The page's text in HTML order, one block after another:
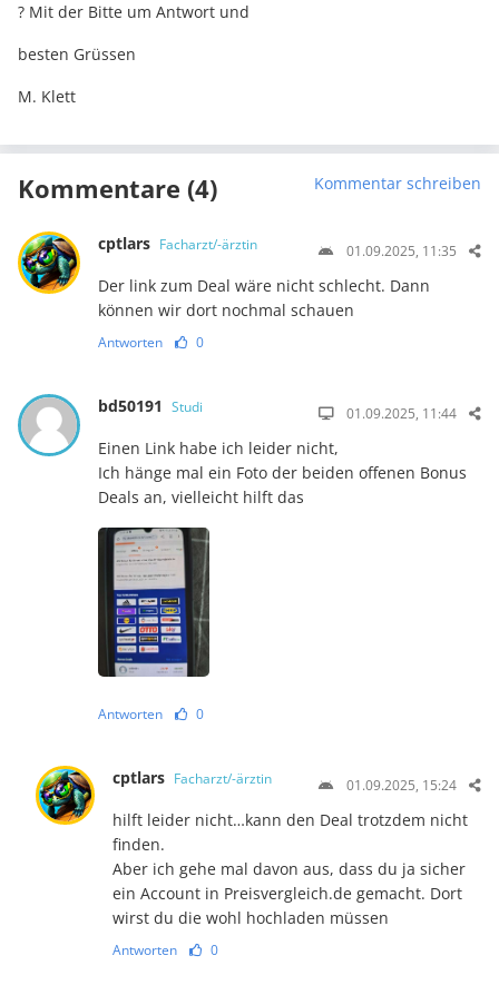
? Mit der Bitte um Antwort und
besten Grüssen
M. Klett
Kommentare (4) Kommentar schreiben
cptlars Facharzt/-ärztin 01.09.2025, 11:35
Der link zum Deal wäre nicht schlecht. Dann
können wir dort nochmal schauen
Antworten 0
bd50191 Studi 01.09.2025, 11:44
Einen Link habe ich leider nicht,
Ich hänge mal ein Foto der beiden offenen Bonus
Deals an, vielleicht hilft das
Antworten 0
cptlars Facharzt/-ärztin 01.09.2025, 15:24
hilft leider nicht…kann den Deal trotzdem nicht
finden.
Aber ich gehe mal davon aus, dass du ja sicher
ein Account in Preisvergleich.de gemacht. Dort
wirst du die wohl hochladen müssen
Antworten 0